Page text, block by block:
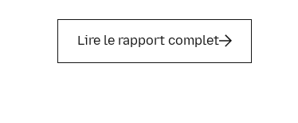
Lire le rapport complet